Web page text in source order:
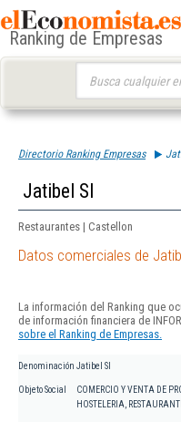
Ranking de Empresas
Directorio Ranking Empresas
Jatibel Sl
Restaurantes | Castellon
Datos comerciales de
La información del Ranking que
de información financiera de
sobre el Ranking de Empresas.
Denominación Jatibel Sl
Objeto Social
COMERCIO Y VENTA DE
HOSTELERIA,